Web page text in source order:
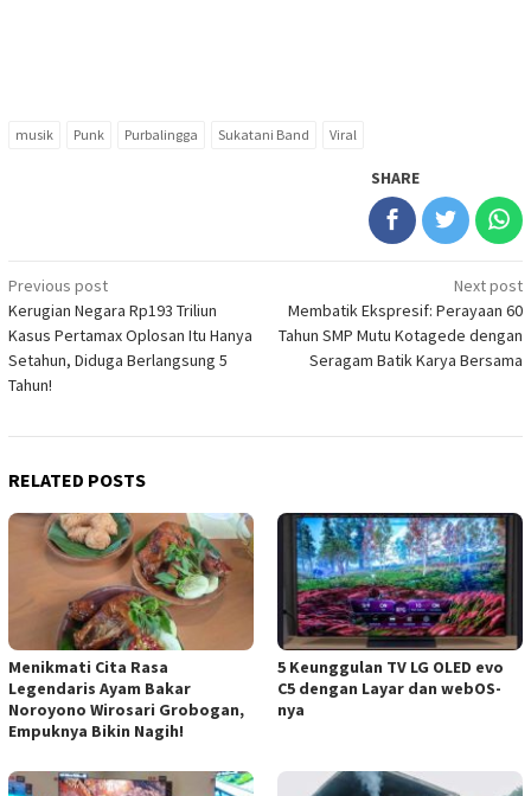
musik Punk Purbalingga Sukatani Band Viral
SHARE
Post
navigation
Previous post
Kerugian Negara Rp193 Triliun
Kasus Pertamax Oplosan Itu Hanya
Setahun, Diduga Berlangsung 5
Tahun!
Next post
Membatik Ekspresif: Perayaan 60
Tahun SMP Mutu Kotagede dengan
Seragam Batik Karya Bersama
RELATED POSTS
Menikmati Cita Rasa
Legendaris Ayam Bakar
Noroyono Wirosari Grobogan,
Empuknya Bikin Nagih!
5 Keunggulan TV LG OLED evo
C5 dengan Layar dan webOS-
nya